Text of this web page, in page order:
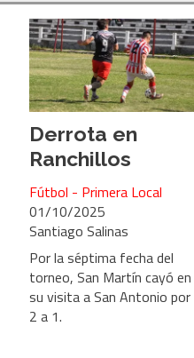
Derrota en
Ranchillos
Santiago Salinas
Fútbol - Primera Local
01/10/2025
Por la séptima fecha del
torneo, San Martín cayó en
su visita a San Antonio por
2 a 1.